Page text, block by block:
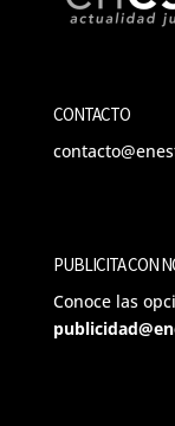
CONTACTO
PUBLICITA CON
Conoce las